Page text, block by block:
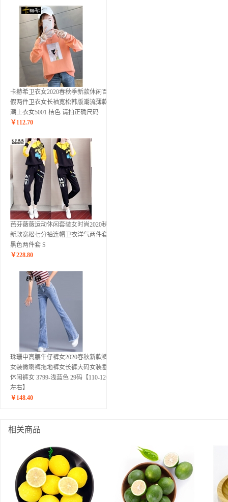
卡赫希卫衣女2020春秋季新款休闲百搭
假两件卫衣女长袖宽松韩版潮流薄款ins
潮上衣女5001 桔色 请拍正确尺码
￥ 112.70
芭芬薇薇运动休闲套装女时尚2020秋季
新款宽松七分袖连帽卫衣洋气两件套潮
黑色两件套 S
￥228.80
珠珊中高腰牛仔裤女2020春秋新款裤子
女装微喇裤拖地裤女长裤大码女装垂感
休闲裤女 3799-浅蓝色 29码【110-120斤
左右】
￥ 148.40
相关商品